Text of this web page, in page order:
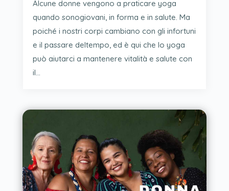
Alcune donne vengono a praticare yoga
quando sonogiovani, in forma e in salute. Ma
poiché i nostri corpi cambiano con gli infortuni
e il passare deltempo, ed è qui che lo yoga
può aiutarci a mantenere vitalità e salute con
il...